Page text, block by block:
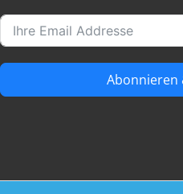
Abonnieren